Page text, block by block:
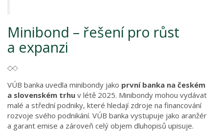
Minibond – řešení pro růst
a expanzi
VÚB banka uvedla minibondy jako první banka na českém
a slovenském trhu v létě 2025. Minibondy mohou vydávat
malé a střední podniky, které hledají zdroje na financování
rozvoje svého podnikání. VÚB banka vystupuje jako aranžér
a garant emise a zároveň celý objem dluhopisů upisuje.